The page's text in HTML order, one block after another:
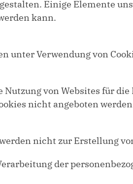
Einige Elemente
kann.
unter Verwendung von
von Websites für
nicht angeboten
nicht zur Erstellung
der